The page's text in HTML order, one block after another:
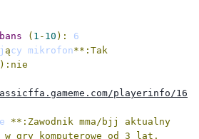
( 1 - 10 ):
ący mikrofon**:Tak
):nie
playerinfo/16
**:Zawodnik mma/bjj aktualny
gry komputerowe od 3 lat.